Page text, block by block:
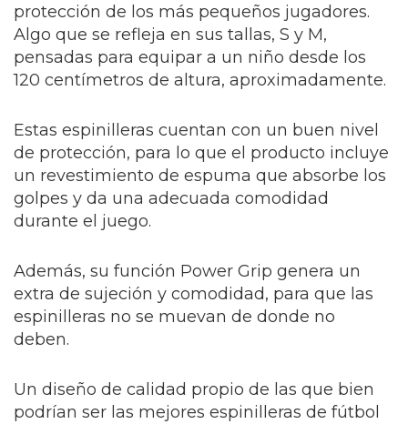
protección de los más pequeños jugadores.
Algo que se refleja en sus tallas, S y M,
pensadas para equipar a un niño desde los
120 centímetros de altura, aproximadamente.
Estas espinilleras cuentan con un buen nivel
de protección, para lo que el producto incluye
un revestimiento de espuma que absorbe los
golpes y da una adecuada comodidad
durante el juego.
Además, su función Power Grip genera un
extra de sujeción y comodidad, para que las
espinilleras no se muevan de donde no
deben.
Un diseño de calidad propio de las que bien
podrían ser las mejores espinilleras de fútbol